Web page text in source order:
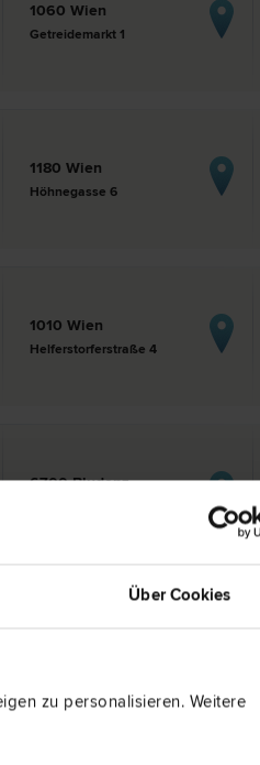
Über Cookies
zu personalisieren. Weitere
1060 Wien
Getreidemarkt 1
1180 Wien
Höhnegasse 6
1010 Wien
Helferstorferstraße 4
6700 Bludenz